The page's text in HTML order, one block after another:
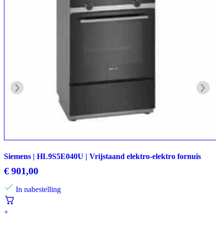
Siemens | HL9S5E040U | Vrijstaand elektro-elektro fornuis
€ 901,00
In nabestelling
+